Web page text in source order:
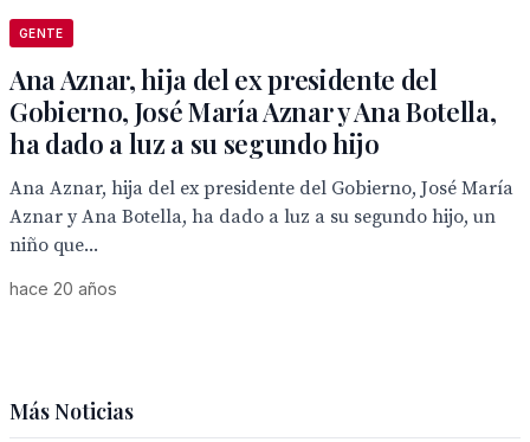
GENTE
Ana Aznar, hija del ex presidente del
Gobierno, José María Aznar y Ana Botella,
ha dado a luz a su segundo hijo
Ana Aznar, hija del ex presidente del Gobierno, José María
Aznar y Ana Botella, ha dado a luz a su segundo hijo, un
niño que...
hace 20 años
Más Noticias